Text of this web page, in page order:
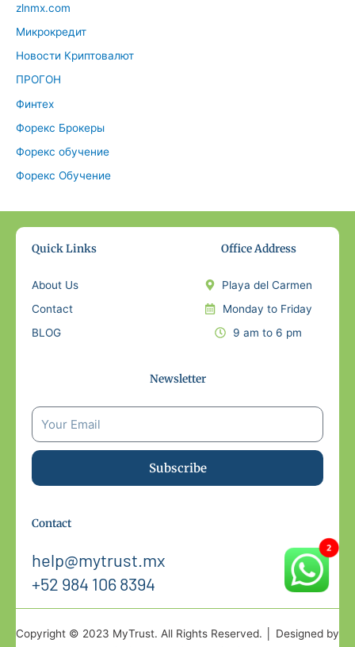
zlnmx.com
Микрокредит
Новости Криптовалют
ПРОГОН
Финтех
Форекс Брокеры
Форекс обучение
Форекс Обучение
Quick Links
About Us
Contact
BLOG
Office Address
Playa del Carmen
Monday to Friday
9 am to 6 pm
Newsletter
Subscribe
Contact
help@mytrust.mx
+52 984 106 8394
Copyright © 2023 MyTrust. All Rights Reserved. │ Designed by